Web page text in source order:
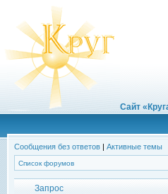
Сайт
Сообщения без ответов | Активные темы
Список форумов
Запрос